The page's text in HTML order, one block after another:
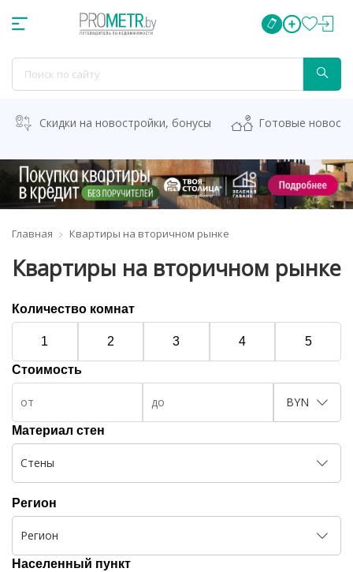
Скидки на новостройки, бонусы Готовые
Главная Квартиры на вторичном рынке
Квартиры на вторичном рынке
Количество комнат
1 2 3 4 5
Стоимость
BYN
Материал стен
Стены
Регион
Регион
Населенный пункт